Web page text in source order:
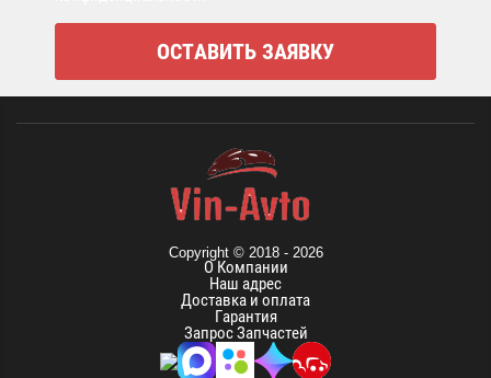
Copyright © 2018 - 2026
О Компании
Наш адрес
Доставка и оплата
Гарантия
Запрос Запчастей